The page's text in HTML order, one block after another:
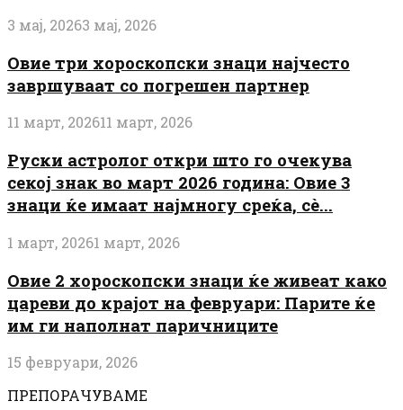
3 мај, 20263 мај, 2026
Овие три хороскопски знаци најчесто
завршуваат со погрешен партнер
11 март, 202611 март, 2026
Руски астролог откри што го очекува
секој знак во март 2026 година: Овие 3
знаци ќе имаат најмногу среќа, сè...
1 март, 20261 март, 2026
Овие 2 хороскопски знаци ќе живеат како
цареви до крајот на февруари: Парите ќе
им ги наполнат паричниците
15 февруари, 2026
ПРЕПОРАЧУВАМЕ